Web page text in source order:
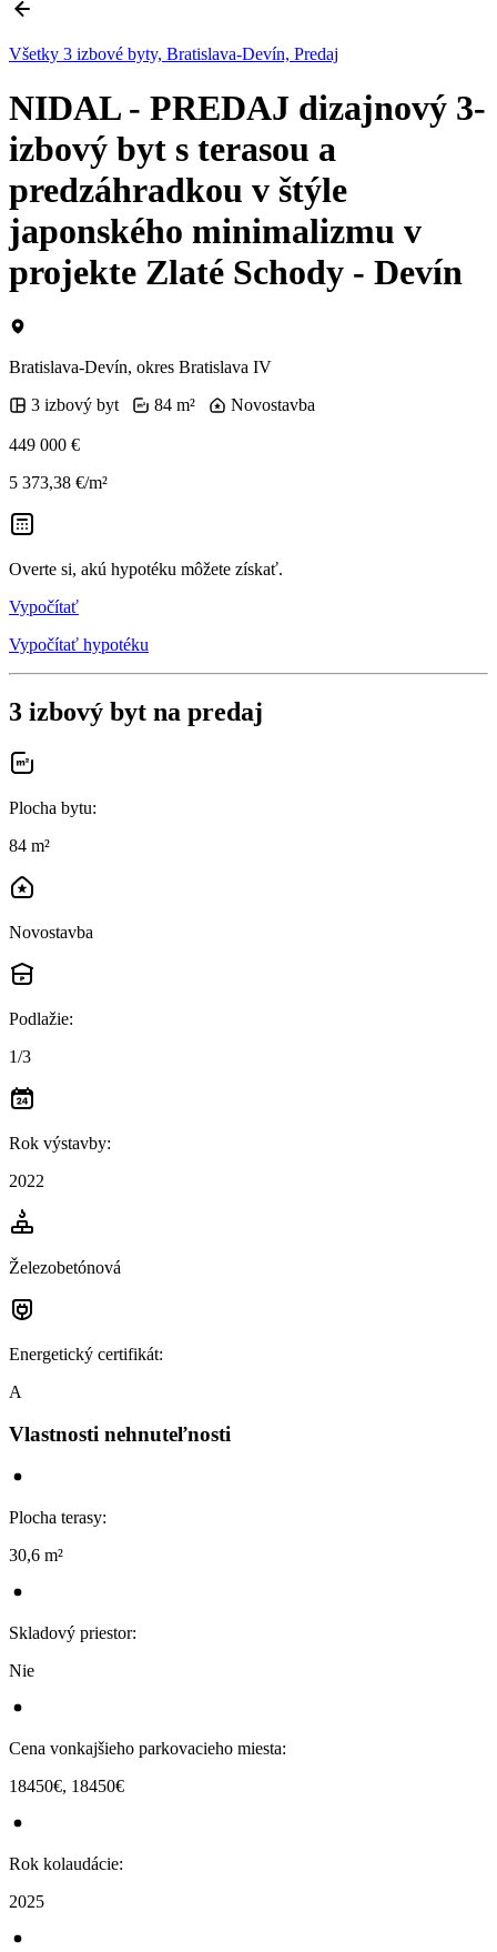
Všetky 3 izbové byty, Bratislava-Devín, Predaj
NIDAL - PREDAJ dizajnový 3-
izbový byt s terasou a
predzáhradkou v štýle
japonského minimalizmu v
projekte Zlaté Schody - Devín
Bratislava-Devín, okres Bratislava IV
3 izbový byt
84 m² Novostavba
449 000 €
5 373,38 €/m²
Overte si, akú hypotéku môžete získať.
Vypočítať
Vypočítať hypotéku
3 izbový byt na predaj
Plocha bytu:
84 m²
Novostavba
Podlažie:
1/3
Rok výstavby:
2022
Železobetónová
Energetický certifikát:
A
Vlastnosti nehnuteľnosti
Plocha terasy:
30,6 m²
Skladový priestor:
Nie
Cena vonkajšieho parkovacieho miesta:
18450€, 18450€
Rok kolaudácie:
2025